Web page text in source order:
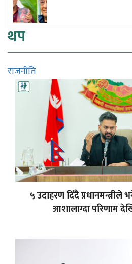
थप
राजनीति
५ उदाहरण दिँदै प्रधानमन्त्रीले
आशालाग्दा परिणाम